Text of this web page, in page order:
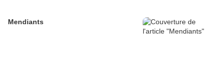
Mendiants